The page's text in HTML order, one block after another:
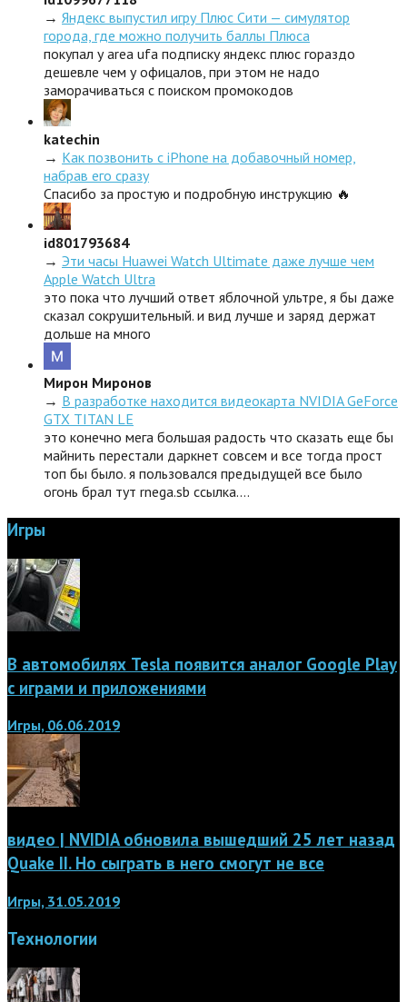
→ Яндекс выпустил игру Плюс Сити — симулятор
города, где можно получить баллы Плюса
покупал у area ufa подписку яндекс плюс гораздо
дешевле чем у офицалов, при этом не надо
заморачиваться с поиском промокодов
katechin
→ Как позвонить с iPhone на добавочный номер,
набрав его сразу
Спасибо за простую и подробную инструкцию 🔥
id801793684
→ Эти часы Huawei Watch Ultimate даже лучше чем
Apple Watch Ultra
это пока что лучший ответ яблочной ультре, я бы даже
сказал сокрушительный. и вид лучше и заряд держат
дольше на много
Мирон Миронов
→ В разработке находится видеокарта NVIDIA GeForce
GTX TITAN LE
это конечно мега большая радость что сказать еще бы
майнить перестали даркнет совсем и все тогда прост
топ бы было. я пользовался предыдущей все было
огонь брал тут rnega.sb ссылка.…
Игры
В автомобилях Tesla появится аналог Google Play
с играми и приложениями
Игры, 06.06.2019
видео | NVIDIA обновила вышедший 25 лет назад
Quake II. Но сыграть в него смогут не все
Игры, 31.05.2019
Технологии